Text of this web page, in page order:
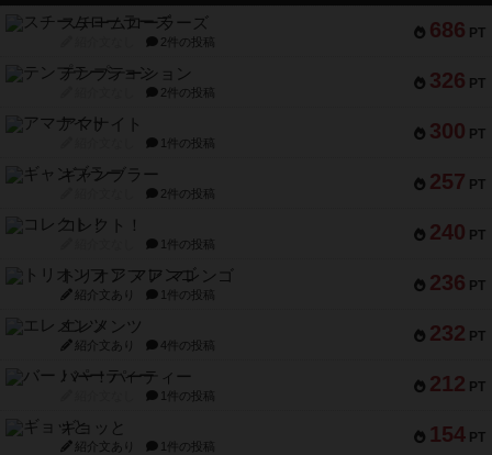
686 PT
スチームローラーズ
2件の投稿
326 PT
テンプテーション
2件の投稿
300 PT
アマナイト
1件の投稿
257 PT
ギャンブラー
2件の投稿
240 PT
コレクト！
1件の投稿
236 PT
トリオンフ ア マレンゴ
紹介文あり 1件の投稿
232 PT
エレメンツ
紹介文あり 4件の投稿
212 PT
バー！パーティー
1件の投稿
154 PT
ギョッと
紹介文あり 1件の投稿